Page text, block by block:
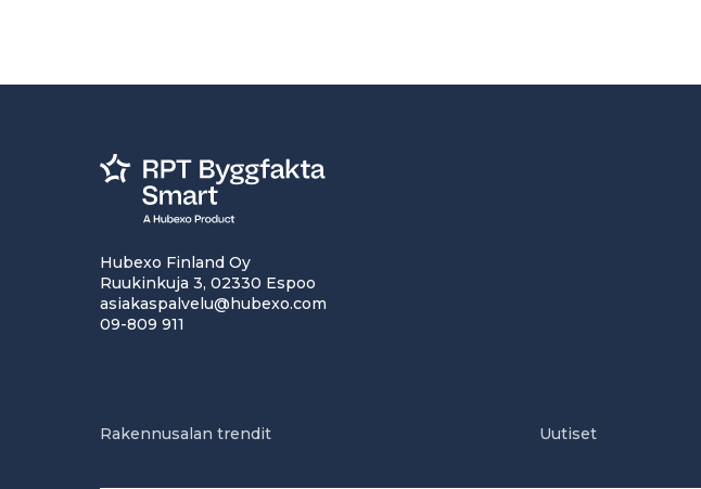
Hubexo Finland Oy
Ruukinkuja 3, 02330 Espoo
asiakaspalvelu@hubexo.com
09-809 911
Rakennusalan trendit Uutiset